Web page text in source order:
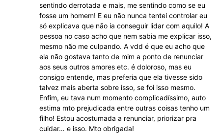
sentindo derrotada e mais, me sentindo como se eu
fosse um homem! E eu não nunca tentei controlar eu
só explicava que não ia conseguir lidar com aquilo! A
pessoa no caso acho que nem sabia me explicar isso,
mesmo não me culpando. A vdd é que eu acho que
ela não gostava tanto de mim a ponto de renunciar
aos seus outros amores etc. é doloroso, mas eu
consigo entende, mas preferia que ela tivesse sido
talvez mais aberta sobre isso, se foi isso mesmo.
Enfim, eu tava num momento complicadíssimo, auto
estima mto prejudicada entre outras coisas tenho um
filho! Estou acostumada a renunciar, priorizar pra
cuidar… e isso. Mto obrigada!